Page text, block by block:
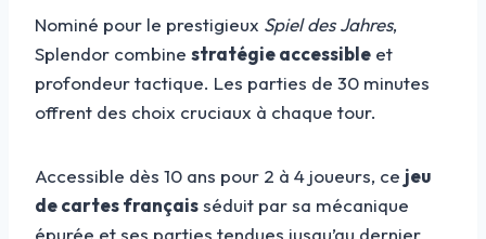
Nominé pour le prestigieux Spiel des Jahres,
Splendor combine stratégie accessible et
profondeur tactique. Les parties de 30 minutes
offrent des choix cruciaux à chaque tour.
Accessible dès 10 ans pour 2 à 4 joueurs, ce jeu
de cartes françaisséduit par sa mécanique
épurée et ses parties tendues jusqu’au dernier